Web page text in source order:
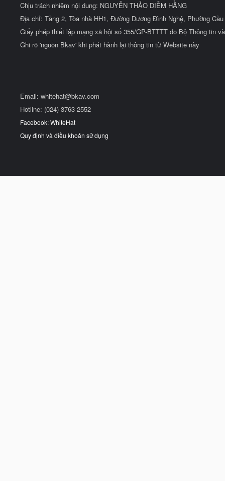
Chịu trách nhiệm nội dung: NGUYỄN THẢO DIỄM HẰNG
Địa chỉ: Tầng 2, Tòa nhà HH1, Đường Dương Đình Nghệ, Phường
Giấy phép thiết lập mạng xã hội số 355/GP-BTTTT do Bộ Thông tin
Ghi rõ 'nguồn Bkav' khi phát hành lại thông tin từ Website này
Email: whitehat@bkav.com
Hotline: (024) 3763 2552
Facebook: WhiteHat
Quy định và điều khoản sử dụng